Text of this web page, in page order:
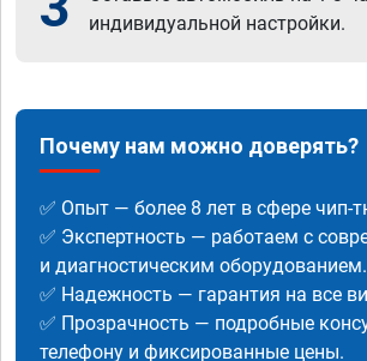
индивидуальной настройки.
Почему нам можно доверять?
✅ Опыт — более 8 лет в сфере чип-
✅ Экспертность — работаем с
и диагностическим оборудованием.
✅ Надежность — гарантия на все
✅ Прозрачность — подробные
телефону и фиксированные цены.